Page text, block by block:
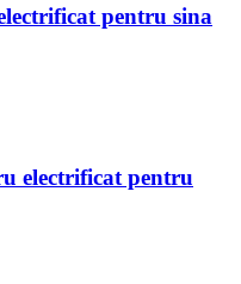
pentru sina
electrificat pentru